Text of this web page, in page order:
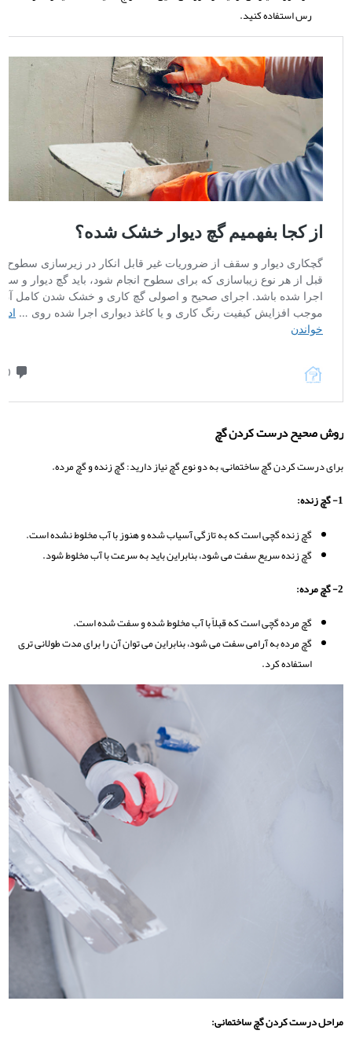
رس استفاده کنید.
روش صحیح درست کردن گچ
برای درست کردن گچ ساختمانی، به دو نوع گچ نیاز دارید: گچ زنده و گچ مرده.
1- گچ زنده:
گچ زنده گچی است که به تازگی آسیاب شده و هنوز با آب مخلوط نشده است.
گچ زنده سریع سفت می شود، بنابراین باید به سرعت با آب مخلوط شود.
2- گچ مرده:
گچ مرده گچی است که قبلاً با آب مخلوط شده و سفت شده است.
گچ مرده به آرامی سفت می شود، بنابراین می توان آن را برای مدت طولانی تری
استفاده کرد.
مراحل درست کردن گچ ساختمانی: